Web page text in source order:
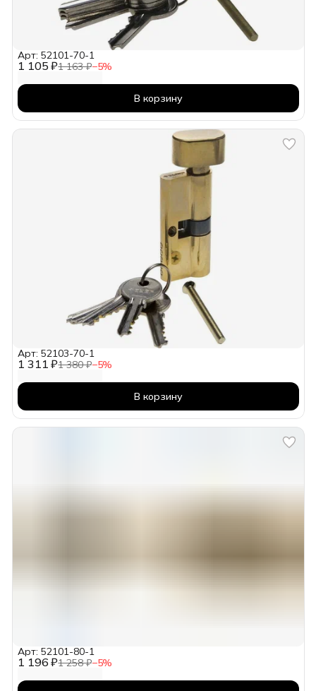
1 105 ₽1 163 ₽−5%
Арт: 52101-70-1
В корзину
1 311 ₽1 380 ₽−5%
Арт: 52103-70-1
В корзину
1 196 ₽1 258 ₽−5%
Арт: 52101-80-1